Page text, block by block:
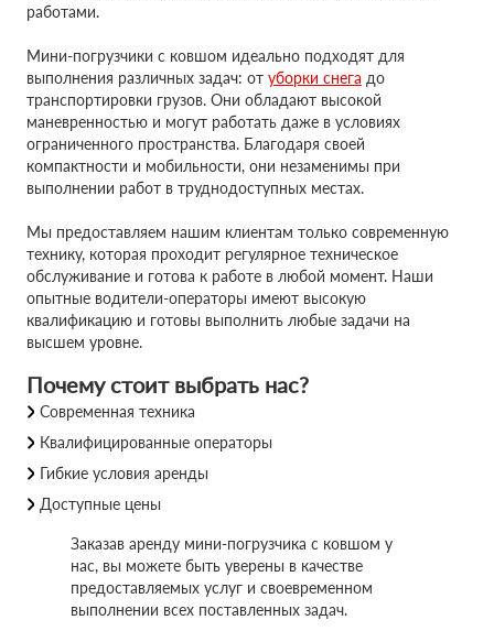
работами.
Мини-погрузчики с ковшом идеально подходят для
выполнения различных задач: от уборки снега до
транспортировки грузов. Они обладают высокой
маневренностью и могут работать даже в условиях
ограниченного пространства. Благодаря своей
компактности и мобильности, они незаменимы при
выполнении работ в труднодоступных местах.
Мы предоставляем нашим клиентам только современную
технику, которая проходит регулярное техническое
обслуживание и готова к работе в любой момент. Наши
опытные водители-операторы имеют высокую
квалификацию и готовы выполнить любые задачи на
высшем уровне.
Почему стоит выбрать нас?
Современная техника
Квалифицированные операторы
Гибкие условия аренды
Доступные цены
Заказав аренду мини-погрузчика с ковшом у
нас, вы можете быть уверены в качестве
предоставляемых услуг и своевременном
выполнении всех поставленных задач.